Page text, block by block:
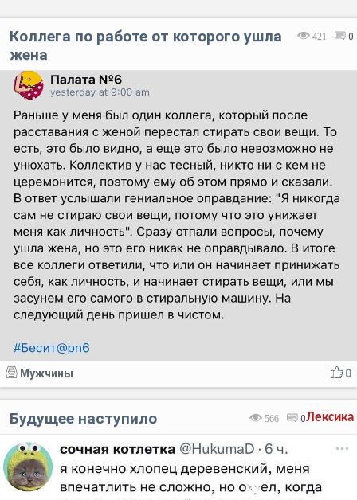
421 0
Коллега по работе от которого ушла
жена
0
Мужчины
Лексика
566 0
Будущее наступило